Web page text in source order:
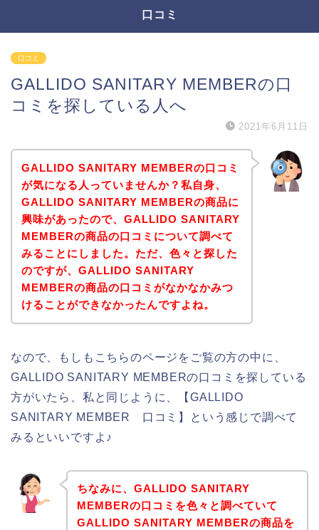
口コミ
口コミ
GALLIDO SANITARY MEMBERの口
コミを探している人へ
2021年6月11日
GALLIDO SANITARY MEMBERの口コミ
が気になる人っていませんか？私自身、
GALLIDO SANITARY MEMBERの商品に
興味があったので、GALLIDO SANITARY
MEMBERの商品の口コミについて調べて
みることにしました。ただ、色々と探した
のですが、GALLIDO SANITARY
MEMBERの商品の口コミがなかなかみつ
けることができなかったんですよね。
なので、もしもこちらのページをご覧の方の中に、
GALLIDO SANITARY MEMBERの口コミを探している
方がいたら、私と同じように、【GALLIDO
SANITARY MEMBER 口コミ】という感じで調べて
みるといいですよ♪
ちなみに、GALLIDO SANITARY
MEMBERの口コミを色々と調べていて
GALLIDO SANITARY MEMBERの商品を